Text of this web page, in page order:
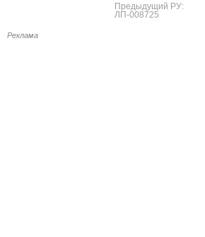
Предыдущий РУ:
ЛП-008725
Реклама